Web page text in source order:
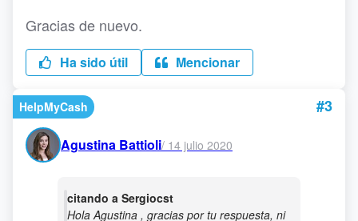
Gracias de nuevo.
Ha sido útil Mencionar
HelpMyCash #3
Agustina Battioli/ 14 julio 2020
citando a Sergiocst
Hola Agustina , gracias por tu respuesta, ni